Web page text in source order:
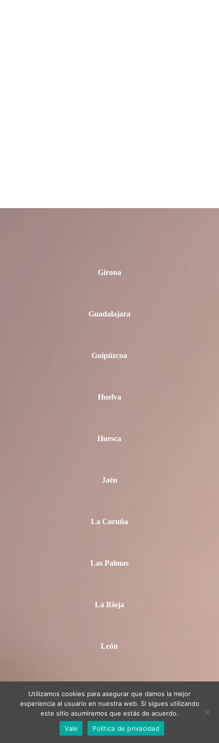
Girona
Guadalajara
Guipúzcoa
Huelva
Huesca
Jaén
La Coruña
Las Palmas
La Rioja
León
Lugo
Utilizamos cookies para asegurar que damos la mejor
experiencia al usuario en nuestra web. Si sigues utilizando
este sitio asumiremos que estás de acuerdo.
Vale
Política de privacidad